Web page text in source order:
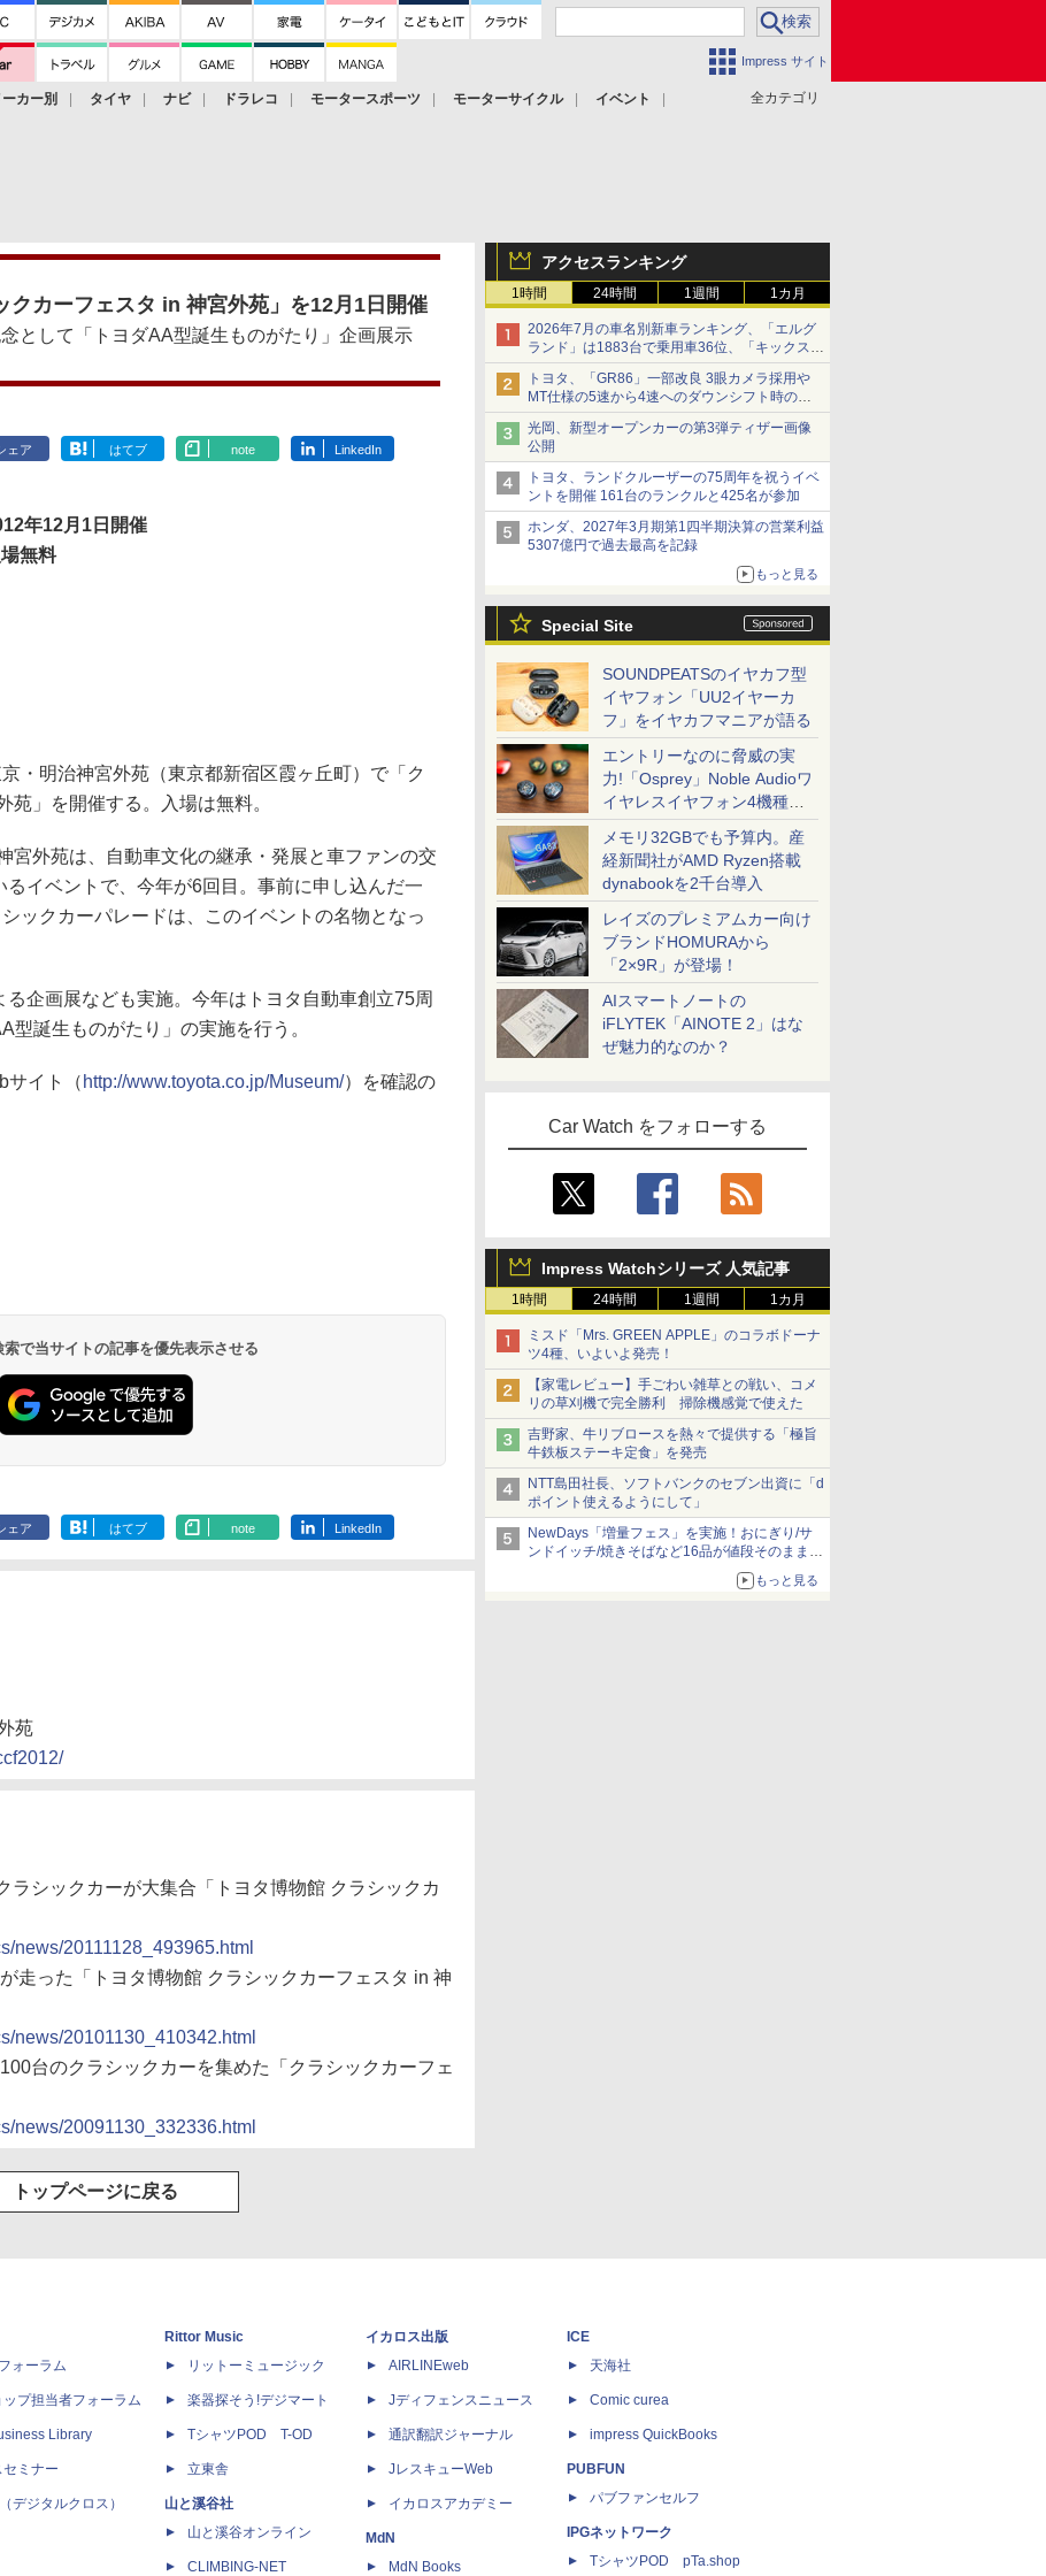
Impress サイト
全カテゴリ
カー別 タイヤ ナビ ドラレコ モータースポーツ モーターサイクル
イベント
アクセスランキング
1時間 24時間 1週間 1カ月
2026年7月の車名別新車ランキング、「エルグ
ランド」は1883台で乗用車36位、「キックス」
は2591台で27位に
トヨタ、「GR86」一部改良 3眼カメラ採用や
MT仕様の5速から4速へのダウンシフト時の操
作性向上など
光岡、新型オープンカーの第3弾ティザー画像
公開
トヨタ、ランドクルーザーの75周年を祝うイベ
ントを開催 161台のランクルと425名が参加
ホンダ、2027年3月期第1四半期決算の営業利益
5307億円で過去最高を記録
もっと見る
Special Site
SOUNDPEATSのイヤカフ型
イヤフォン「UU2イヤーカ
フ」をイヤカフマニアが語る
エントリーなのに脅威の実
力!「Osprey」Noble Audioワ
イヤレスイヤフォン4機種を
一気に聴く
メモリ32GBでも予算内。産
経新聞社がAMD Ryzen搭載
dynabookを2千台導入
レイズのプレミアムカー向け
ブランドHOMURAから
「2×9R」が登場！
AIスマートノートの
iFLYTEK「AINOTE 2」はな
ぜ魅力的なのか？
Car Watch をフォローする
Impress Watchシリーズ 人気記事
1時間 24時間 1週間 1カ月
ミスド「Mrs. GREEN APPLE」のコラボドーナ
ツ4種、いよいよ発売！
【家電レビュー】手ごわい雑草との戦い、コメ
リの草刈機で完全勝利 掃除機感覚で使えた
吉野家、牛リブロースを熱々で提供する「極旨
牛鉄板ステーキ定食」を発売
NTT島田社長、ソフトバンクのセブン出資に「d
ポイント使えるようにして」
NewDays「増量フェス」を実施！おにぎり/サ
ンドイッチ/焼きそばなど16品が値段そのままで
もっと見る
クカーフェスタ in 神宮外苑」を12月1日開催
として「トヨダAA型誕生ものがたり」企画展示
ェア はてブ note LinkedIn
年12月1日開催
場無料
・明治神宮外苑（東京都新宿区霞ヶ丘町）で「ク
苑」を開催する。入場は無料。
外苑は、自動車文化の継承・発展と車ファンの交
イベントで、今年が6回目。事前に申し込んだ一
ックカーパレードは、このイベントの名物となっ
企画展なども実施。今年はトヨタ自動車創立75周
型誕生ものがたり」の実施を行う。
サイト（ http://www.toyota.co.jp/Museum/）を確認の
で当サイトの記事を優先表示させる
ェア はてブ note LinkedIn
苑
ラシックカーが大集合「トヨタ博物館 クラシックカ
news/20111128_493965.html
走った「トヨタ博物館 クラシックカーフェスタ in 神
news/20101130_410342.html
台のクラシックカーを集めた「クラシックカーフェ
news/20091130_332336.html
トップページに戻る
ォーラム
ップ担当者フォーラム
Library
ミナー
デジタルクロス）
Rittor Music
リットーミュージック
楽器探そう!デジマート
TシャツPOD T-OD
立東舎
山と溪谷社
山と溪谷オンライン
CLIMBING-NET
イカロス出版
AIRLINEweb
Jディフェンスニュース
通訳翻訳ジャーナル
JレスキューWeb
イカロスアカデミー
MdN
MdN Books
ICE
天海社
Comic curea
impress QuickBooks
PUBFUN
パブファンセルフ
IPGネットワーク
TシャツPOD pTa.shop